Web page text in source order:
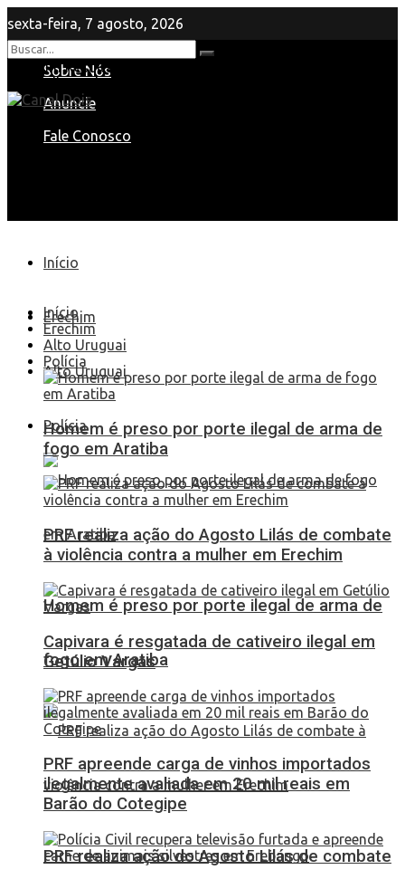
sexta-feira, 7 agosto, 2026
Sobre Nós
Anuncie
Fale Conosco
Nenhum Resultado
View All Result
Início
Erechim
Alto Uruguai
Polícia
Homem é preso por porte ilegal de arma de
fogo em Aratiba
PRF realiza ação do Agosto Lilás de combate
Início
Erechim
Alto Uruguai
Polícia
Homem é preso por porte ilegal de arma de
fogo em Aratiba
PRF realiza ação do Agosto Lilás de combate
à violência contra a mulher em Erechim
Capivara é resgatada de cativeiro ilegal em
Getúlio Vargas
PRF apreende carga de vinhos importados
ilegalmente avaliada em 20 mil reais em
Barão do Cotegipe